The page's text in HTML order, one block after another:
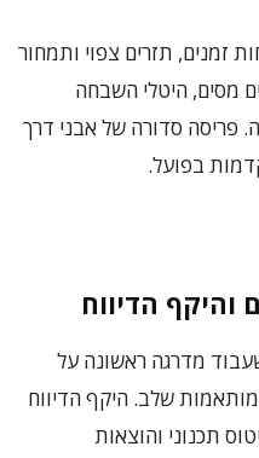
זמנים, תזרים צפוי ותמחור
מסים, היטלי השבחה
פריסה סדורה של אבני דרך
בפועל.
והיקף הדיווח
מדרגה ראשונה על
מותאמות שלב. היקף הדיווח
תכנוני והוצאות